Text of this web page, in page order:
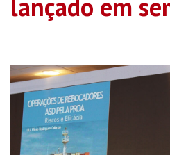
lançado em